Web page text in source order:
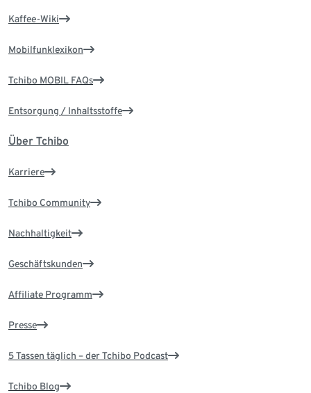
Kaffee-Wiki
Mobilfunklexikon
Tchibo MOBIL FAQs
Entsorgung / Inhaltsstoffe
Über Tchibo
Karriere
Tchibo Community
Nachhaltigkeit
Geschäftskunden
Affiliate Programm
Presse
5 Tassen täglich – der Tchibo Podcast
Tchibo Blog